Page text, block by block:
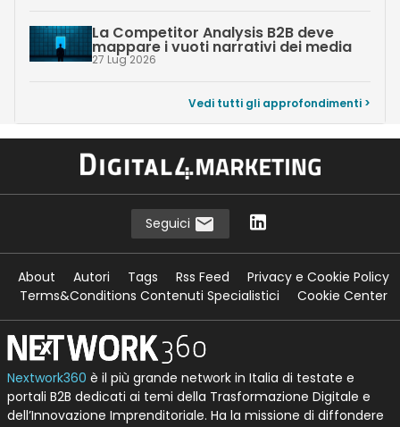
La Competitor Analysis B2B deve
mappare i vuoti narrativi dei media
27 Lug 2026
Vedi tutti gli approfondimenti >
Seguici
About Autori Tags Rss Feed
Privacy e Cookie Policy
Terms&Conditions Contenuti Specialistici
Cookie Center
Nextwork360 è il più grande network in Italia di testate e
portali B2B dedicati ai temi della Trasformazione Digitale e
dell’Innovazione Imprenditoriale. Ha la missione di diffondere